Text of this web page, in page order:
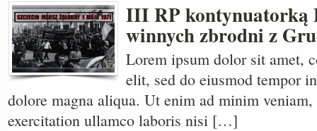
III RP kontynuatorką
winnych zbrodni z
Lorem ipsum dolor sit amet,
elit, sed do eiusmod tempor
dolore magna aliqua. Ut enim ad minim
exercitation ullamco laboris nisi […]